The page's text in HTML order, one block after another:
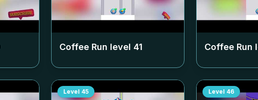
Coffee Run level 41 Coffee Run
Level 45 Level 46